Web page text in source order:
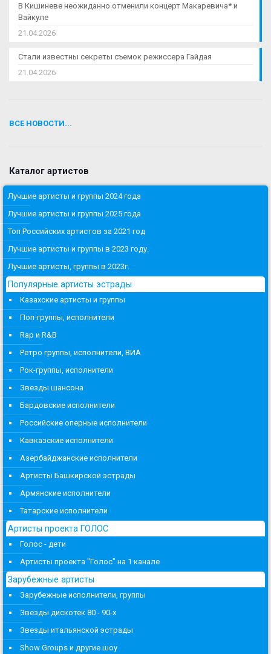
В Кишиневе неожиданно отменили концерт Макаревича* и
Вайкуле
21.04.2026
Стали известны секреты съемок режиссера Гайдая
21.04.2026
ВСЕ НОВОСТИ...
Каталог артистов
Лучшие артисты и группы 2024 года
Лучшие артисты и группы 2025 года
Топ Российских артистов за 2021 год
Лучшие артисты и группы в 2023 году.
Лучшие артисты, группы в 2023г.
Популярные артисты эстрады
Казахские артисты и группы
Поп-группы, исполнители
Rap и R&B
Ретро группы, исполнители, ВИА
Рок-группы, исполнители
Звезды шансона
Бардовские исполнители
Российские оперные исполнители
Кавказские исполнители
Азербайджанские исполнители
Артисты Башкирской эстрады
Армянские исполнители
Татарские исполнители
Артисты проекта ГОЛОС
Голос - дети
Артисты проекта "Голос" на 1 канале
Зарубежные артисты
Зарубежные исполнители, группы
Звезды дискотек 80 - 90-х
Звезды итальянской эстрады
Show Groups и другие шоу